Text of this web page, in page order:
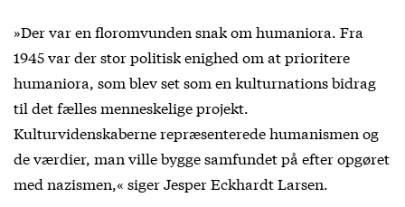
»Der var en floromvunden snak om humaniora. Fra
1945 var der stor politisk enighed om at prioritere
humaniora, som blev set som en kulturnations bidrag
til det fælles menneskelige projekt.
Kulturvidenskaberne repræsenterede humanismen og
de værdier, man ville bygge samfundet på efter opgøret
med nazismen,« siger Jesper Eckhardt Larsen.